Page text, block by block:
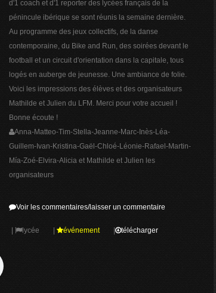
d'1 coach et d'1 reporter des lycées français de la
pénincule ibérique se sont réunis la semaine dernière.
Au programme des jeux collectifs, de la danse
contemporaine, du Bike and Run, des soirées devant le
football et un circuit d'orientation dans la capitale, tous
logés en auberge de jeunesse. Une ambiance de folie.
Voici les impressions des élèves et des organisateurs
Mathilde et Julien du LFM. Merci pour votre accueil !
Bonne écoute !
Anna-Matteo-Tim-Stella-Jeanne-Marc-Inès-Léa-
Guillem-Ivan-Kristina-Gaël-Chloé-Léonie-Rafael-Martin-
Mía-Zoé-Elvira-Alicia et Mathilde et Julien les
organisateurs
Voir les commentaires/laisser un commentaire
lycée événement | télécharger